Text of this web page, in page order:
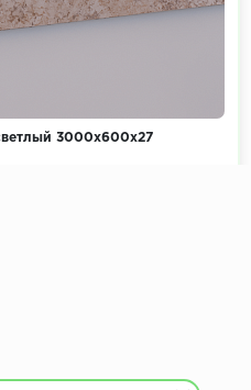
3000х600х27